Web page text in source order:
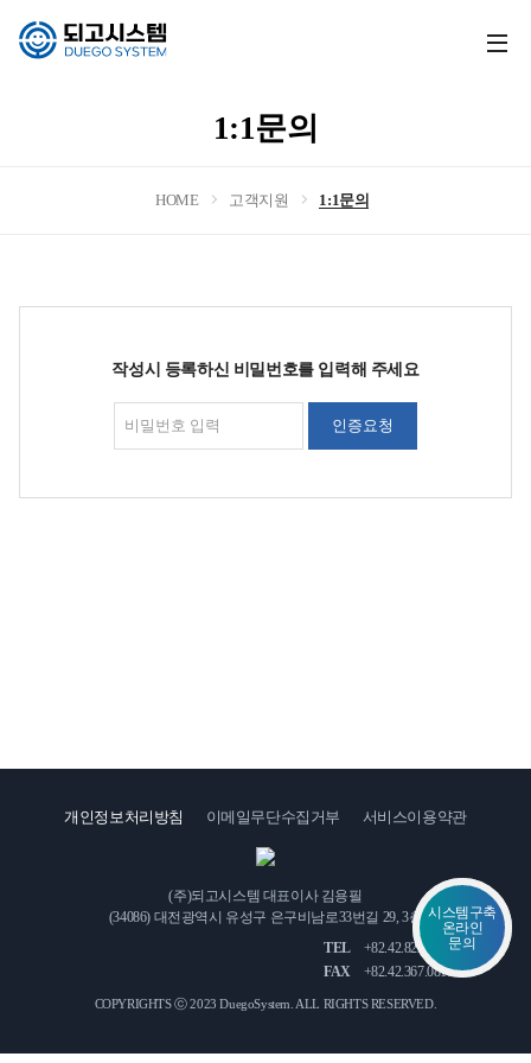
전
채
용
1:1문의
HOME 고객지원 1:1문의
작성시 등록하신 비밀번호를 입력해 주세요
인증요청
개인정보처리방침 이메일무단수집거부 서비스이용약관
오
는
길
(주)되고시스템 대표이사 김용필
(34086) 대전광역시 유성구 은구비남로33번길 29, 3층
TEL
+82.42.822.3771
FAX
+82.42.367.0815
COPYRIGHTS ⓒ 2023 DuegoSystem. ALL RIGHTS RESERVED.
시스템구축
온라인
문의